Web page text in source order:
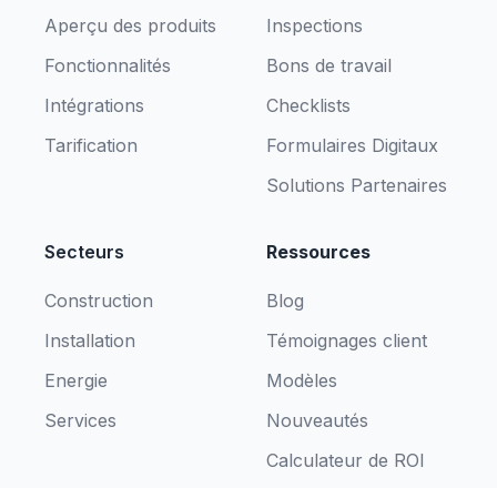
Aperçu des produits
Fonctionnalités
Intégrations
Tarification
Inspections
Bons de travail
Checklists
Formulaires Digitaux
Solutions Partenaires
Secteurs
Construction
Installation
Energie
Services
Ressources
Blog
Témoignages client
Modèles
Nouveautés
Calculateur de ROI